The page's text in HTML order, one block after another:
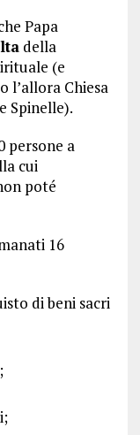
Papa
della
(e
l’allora Chiesa
Spinelle).
persone a
cui
poté
16
di beni sacri